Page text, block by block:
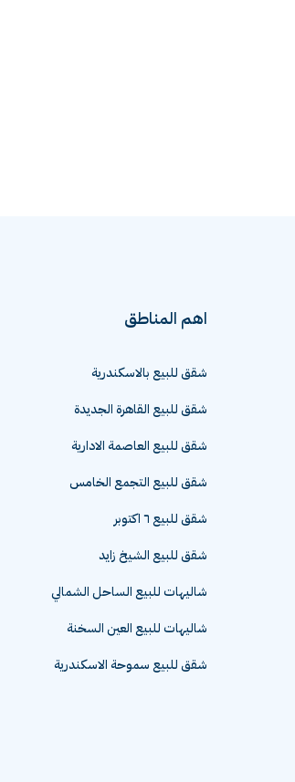
اهم المناطق
شقق للبيع بالاسكندرية
شقق للبيع القاهرة الجديدة
شقق للبيع العاصمة الادارية
شقق للبيع التجمع الخامس
شقق للبيع ٦ اكتوبر
شقق للبيع الشيخ زايد
شاليهات للبيع الساحل الشمالي
شاليهات للبيع العين السخنة
شقق للبيع سموحة الاسكندرية